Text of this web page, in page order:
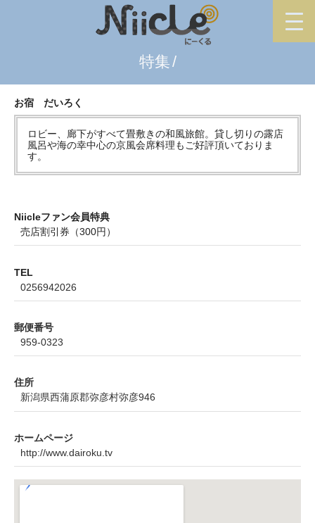
特集
お宿 だいろく
ロビー、廊下がすべて畳敷きの和風旅館。貸し切りの露店
風呂や海の幸中心の京風会席料理もご好評頂いておりま
す。
Niicleファン会員特典
売店割引券（300円）
TEL
0256942026
郵便番号
959-0323
住所
新潟県西蒲原郡弥彦村弥彦946
ホームページ
http://www.dairoku.tv